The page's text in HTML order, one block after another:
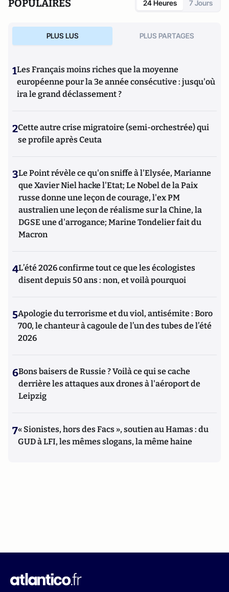
POPULAIRES 24 Heures 7 Jours
PLUS LUS PLUS PARTAGES
1Les Français moins riches que la moyenne
européenne pour la 3e année consécutive : jusqu'où
ira le grand déclassement ?
2Cette autre crise migratoire (semi-orchestrée) qui
se profile après Ceuta
3Le Point révèle ce qu'on sniffe à l'Elysée, Marianne
que Xavier Niel hacke l'Etat; Le Nobel de la Paix
russe donne une leçon de courage, l'ex PM
australien une leçon de réalisme sur la Chine, la
DGSE une d'arrogance; Marine Tondelier fait du
Macron
4L’été 2026 confirme tout ce que les écologistes
disent depuis 50 ans : non, et voilà pourquoi
5Apologie du terrorisme et du viol, antisémite : Boro
700, le chanteur à cagoule de l’un des tubes de l’été
2026
6Bons baisers de Russie ? Voilà ce qui se cache
derrière les attaques aux drones à l'aéroport de
Leipzig
7« Sionistes, hors des Facs », soutien au Hamas : du
GUD à LFI, les mêmes slogans, la même haine